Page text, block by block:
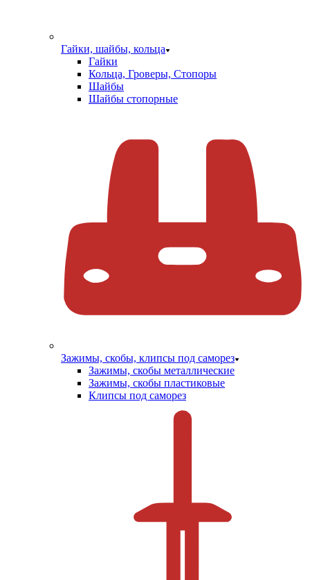
Гайки, шайбы, кольца
Гайки
Кольца, Гроверы, Стопоры
Шайбы
Шайбы стопорные
Зажимы, скобы, клипсы под саморез
Зажимы, скобы металлические
Зажимы, скобы пластиковые
Клипсы под саморез